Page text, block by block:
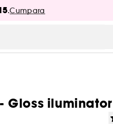
.Cumpara
Gloss